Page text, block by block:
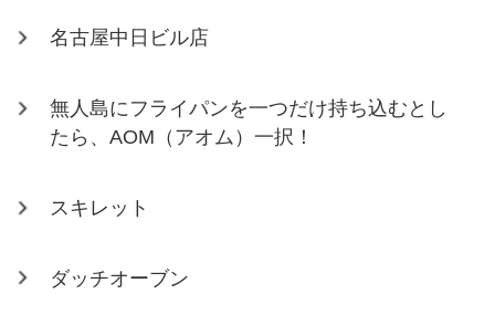
名古屋中日ビル店
無人島にフライパンを一つだけ持ち込むとし
たら、AOM（アオム）一択！
スキレット
ダッチオーブン